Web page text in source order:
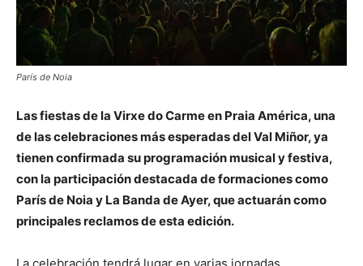
París de Noia
Las fiestas de la Virxe do Carme en Praia América, una
de las celebraciones más esperadas del Val Miñor, ya
tienen confirmada su programación musical y festiva,
con la participación destacada de formaciones como
París de Noia y La Banda de Ayer, que actuarán como
principales reclamos de esta edición.